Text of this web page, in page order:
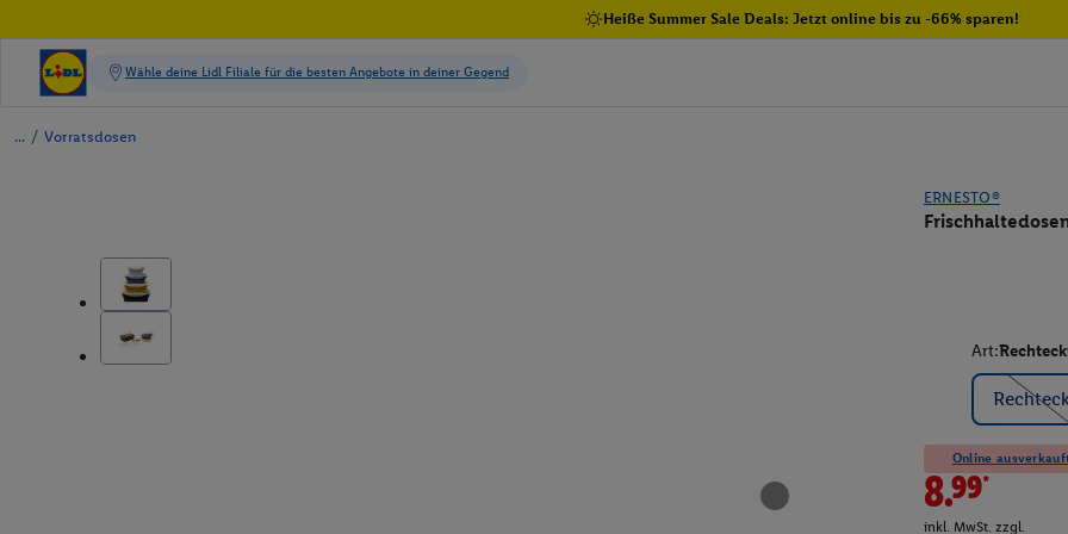
Heiße Summer Sale Deals: Jetzt online bis zu -66% sparen!
/ Vorratsdosen
ERNESTO®
Art:
Online
8.99*
inkl. MwSt. zzgl.